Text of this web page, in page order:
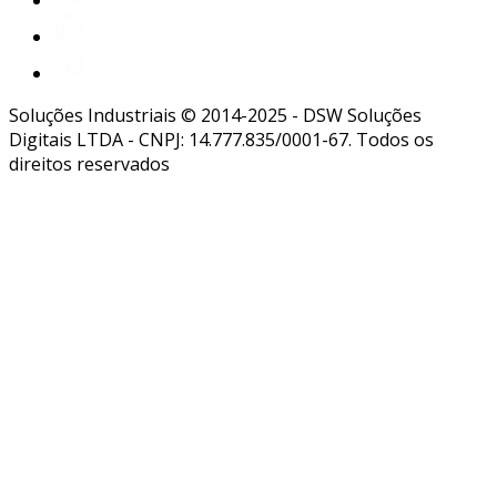
Soluções Industriais © 2014-2025 - DSW Soluções
Digitais LTDA - CNPJ: 14.777.835/0001-67. Todos os
direitos reservados